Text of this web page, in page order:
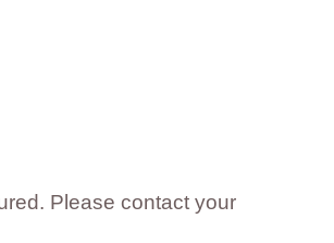
Please contact your